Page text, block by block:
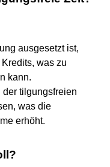
ausgesetzt ist,
was zu
kann.
tilgungsfreien
was die
erhöht.